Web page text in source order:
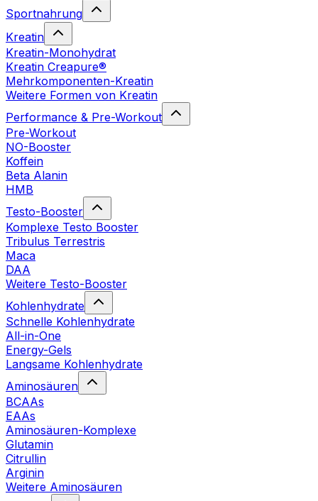
Sportnahrung
Kreatin
Kreatin-Monohydrat
Kreatin Creapure®
Mehrkomponenten-Kreatin
Weitere Formen von Kreatin
Performance & Pre-Workout
Pre-Workout
NO-Booster
Koffein
Beta Alanin
HMB
Testo-Booster
Komplexe Testo Booster
Tribulus Terrestris
Maca
DAA
Weitere Testo-Booster
Kohlenhydrate
Schnelle Kohlenhydrate
All-in-One
Energy-Gels
Langsame Kohlenhydrate
Aminosäuren
BCAAs
EAAs
Aminosäuren-Komplexe
Glutamin
Citrullin
Arginin
Weitere Aminosäuren